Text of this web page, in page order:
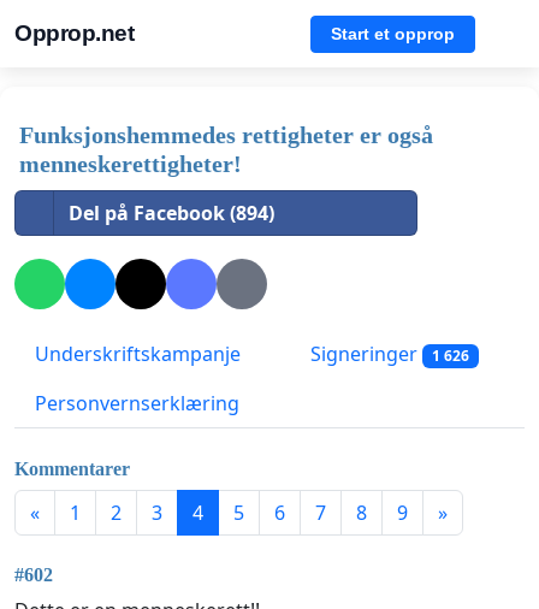
Opprop.net Start et opprop
Funksjonshemmedes rettigheter er også
menneskerettigheter!
Del på Facebook (894)
Underskriftskampanje Signeringer 1 626
Personvernserklæring
Kommentarer
« 1 2 3 4 5 6 7 8 9 »
#602